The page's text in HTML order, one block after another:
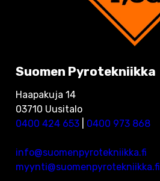
Suomen Pyrotekniikka
Haapakuja 14
03710 Uusitalo
0400 424 653
0400 973 868
info@suomenpyrotekniikka.fi
myynti@suomenpyrotekniikka.fi